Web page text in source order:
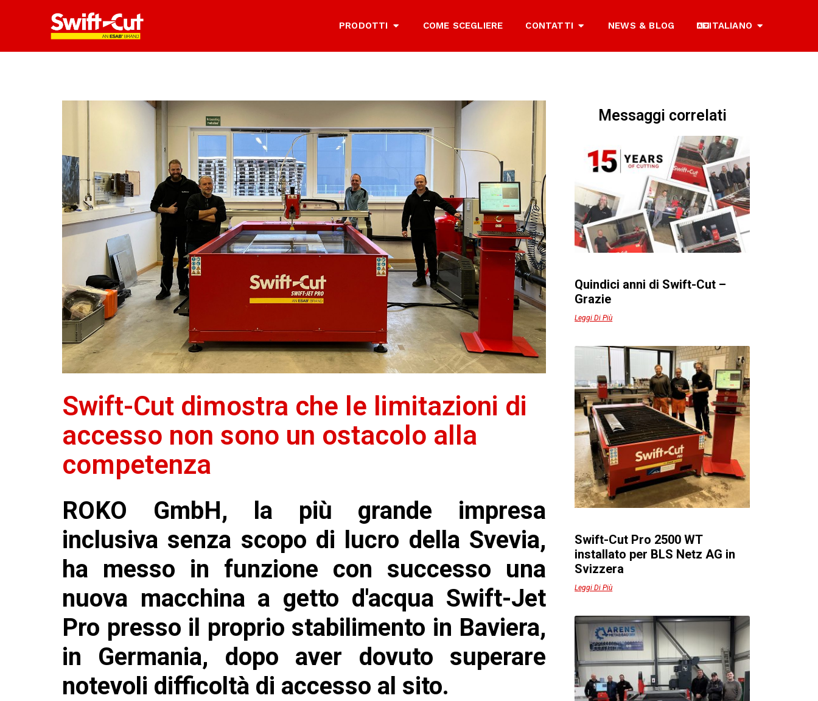
PRODOTTI COME SCEGLIERE CONTATTI NEWS & BLOG ITALIANO
Swift-Cut dimostra che le limitazioni di
accesso non sono un ostacolo alla
competenza
ROKO GmbH, la più grande impresa
inclusiva senza scopo di lucro della Svevia,
ha messo in funzione con successo una
nuova macchina a getto d'acqua Swift-Jet
Pro presso il proprio stabilimento in Baviera,
in Germania, dopo aver dovuto superare
notevoli difficoltà di accesso al sito.
Messaggi correlati
Quindici anni di Swift-Cut –
Grazie
Leggi Di Più
Swift-Cut Pro 2500 WT
installato per BLS Netz AG in
Svizzera
Leggi Di Più